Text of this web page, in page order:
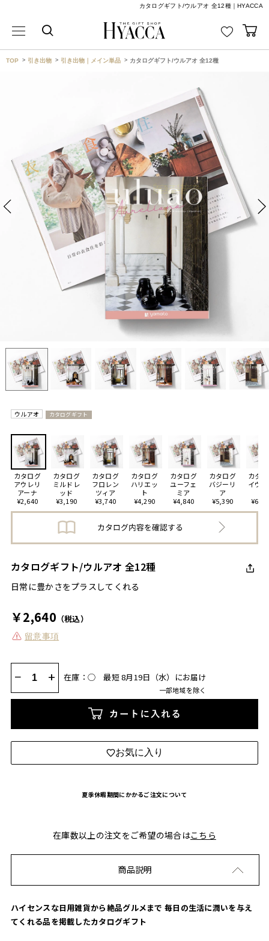
カタログギフト/ウルアオ 全12種｜HYACCA
TOP 引き出物 引き出物｜メイン単品 カタログギフト/ウルアオ 全12種
ウルアオ カタログギフト
カタログ
アウレリ
アーナ
¥2,640
カタログ
ミルドレ
ッド
¥3,190
カタログ
フロレン
ツィア
¥3,740
カタログ
ハリエッ
ト
¥4,290
カタログ
ユーフェ
ミア
¥4,840
カタログ
バジーリ
ア
¥5,390
カタ
イヴ
カタログギフト/ウルアオ 全12種
日常に豊かさをプラスしてくれる
￥2,640 （税込）
留意事項
− + 在庫：◯ 最短 8月19日（水）にお届け
一部地域を除く
カートに入れる
お気に入り
夏季休暇期間にかかるご注文について
在庫数以上の注文をご希望の場合はこちら
商品説明
ハイセンスな日用雑貨から絶品グルメまで 毎日の生活に潤いを与え
てくれる品を掲載したカタログギフト